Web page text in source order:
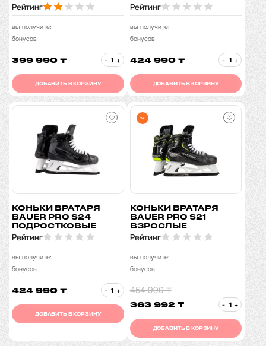
Рейтинг
вы получите:
бонусов
399 990 ₸ - +
ДОБАВИТЬ В КОРЗИНУ
Рейтинг
вы получите:
бонусов
424 990 ₸ - +
ДОБАВИТЬ В КОРЗИНУ
КОНЬКИ ВРАТАРЯ
BAUER PRO S24
ПОДРОСТКОВЫЕ
Рейтинг
вы получите:
бонусов
424 990 ₸ - +
ДОБАВИТЬ В КОРЗИНУ
%
КОНЬКИ ВРАТАРЯ
BAUER PRO S21
ВЗРОСЛЫЕ
Рейтинг
вы получите:
бонусов
454 990 ₸
363 992 ₸ - +
ДОБАВИТЬ В КОРЗИНУ